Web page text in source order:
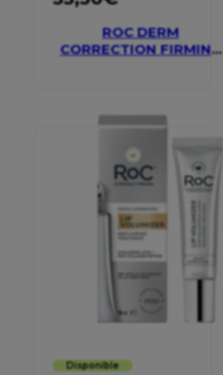
ROC DERM
CORRECTION FIRMING
Disponible